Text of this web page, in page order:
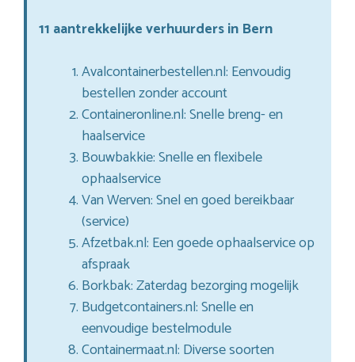
11 aantrekkelijke verhuurders in Bern
Avalcontainerbestellen.nl: Eenvoudig
bestellen zonder account
Containeronline.nl: Snelle breng- en
haalservice
Bouwbakkie: Snelle en flexibele
ophaalservice
Van Werven: Snel en goed bereikbaar
(service)
Afzetbak.nl: Een goede ophaalservice op
afspraak
Borkbak: Zaterdag bezorging mogelijk
Budgetcontainers.nl: Snelle en
eenvoudige bestelmodule
Containermaat.nl: Diverse soorten